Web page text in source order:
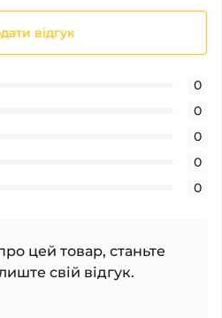
відгук
0
0
0
0
0
цей товар, станьте
свій відгук.